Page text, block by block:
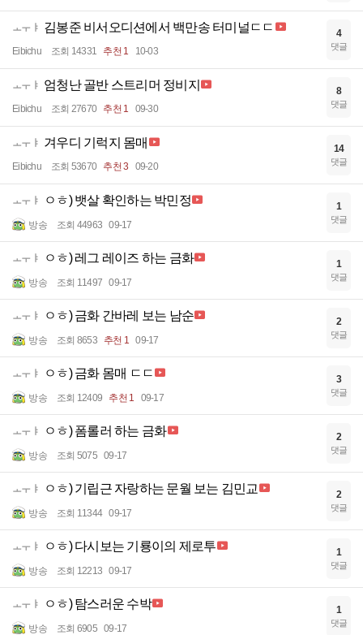
ㅗㅜㅑ 김봉준 비서오디션에서 백만송 터미널ㄷㄷ
Eibichu 조회 14331 추천 1 10-03
4
댓글
ㅗㅜㅑ 엄청난 골반 스트리머 정비지
Eibichu 조회 27670 추천 1 09-30
8
댓글
ㅗㅜㅑ 겨우디 기럭지 몸매
Eibichu 조회 53670 추천 3 09-20
14
댓글
ㅗㅜㅑ ㅇㅎ) 뱃살 확인하는 박민정
방송 조회 44963 09-17
1
댓글
ㅗㅜㅑ ㅇㅎ) 레그 레이즈 하는 금화
방송 조회 11497 09-17
1
댓글
ㅗㅜㅑ ㅇㅎ) 금화 간바레 보는 남순
방송 조회 8653 추천 1 09-17
2
댓글
ㅗㅜㅑ ㅇㅎ) 금화 몸매 ㄷㄷ
방송 조회 12409 추천 1 09-17
3
댓글
ㅗㅜㅑ ㅇㅎ) 폼롤러 하는 금화
방송 조회 5075 09-17
2
댓글
ㅗㅜㅑ ㅇㅎ) 기립근 자랑하는 문월 보는 김민교
방송 조회 11344 09-17
2
댓글
ㅗㅜㅑ ㅇㅎ) 다시보는 기룡이의 제로투
방송 조회 12213 09-17
1
댓글
ㅗㅜㅑ ㅇㅎ) 탐스러운 수박
방송 조회 6905 09-17
1
댓글